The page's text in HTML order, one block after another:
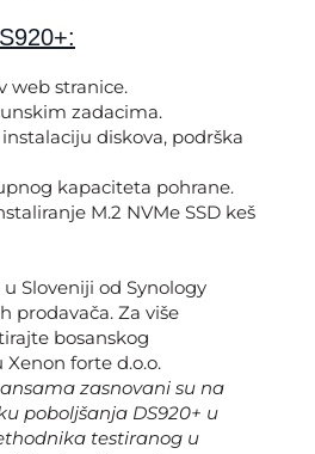
web stranice.
zadacima.
diskova, podrška
kapaciteta pohrane.
M.2 NVMe SSD keš
Sloveniji od Synology
prodavača. Za više
bosanskog
forte d.o.o.
zasnovani su na
poboljšanja DS920+ u
testiranog u